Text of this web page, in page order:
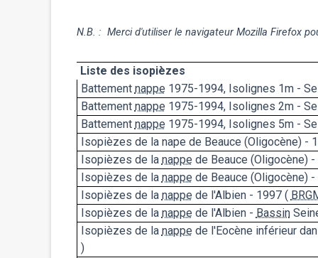
N.B. : Merci d'utiliser le navigateur Mozilla Firefox
Liste des isopièzes
Battement nappe 1975-1994, Isolignes 1m -
Battement nappe 1975-1994, Isolignes 2m -
Battement nappe 1975-1994, Isolignes 5m -
Isopièzes de la nape de Beauce (Oligocène) -
Isopièzes de la nappe de Beauce (Oligocène) -
Isopièzes de la nappe de Beauce (Oligocène) -
Isopièzes de la nappe de l'Albien - 1997 (
Isopièzes de la nappe de l'Albien - Bassin
Isopièzes de la nappe de l'Eocène inférieur
)